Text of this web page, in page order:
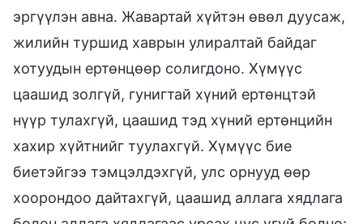
эргүүлэн авна. Жавартай хүйтэн өвөл дуусаж,
жилийн туршид хаврын улиралтай байдаг
хотуудын ертөнцөөр солигдоно. Хүмүүс
цаашид золгүй, гунигтай хүний ертөнцтэй
нүүр тулахгүй, цаашид тэд хүний ертөнцийн
хахир хүйтнийг туулахгүй. Хүмүүс бие
биетэйгээ тэмцэлдэхгүй, улс орнууд өөр
хоорондоо дайтахгүй, цаашид аллага хядлага